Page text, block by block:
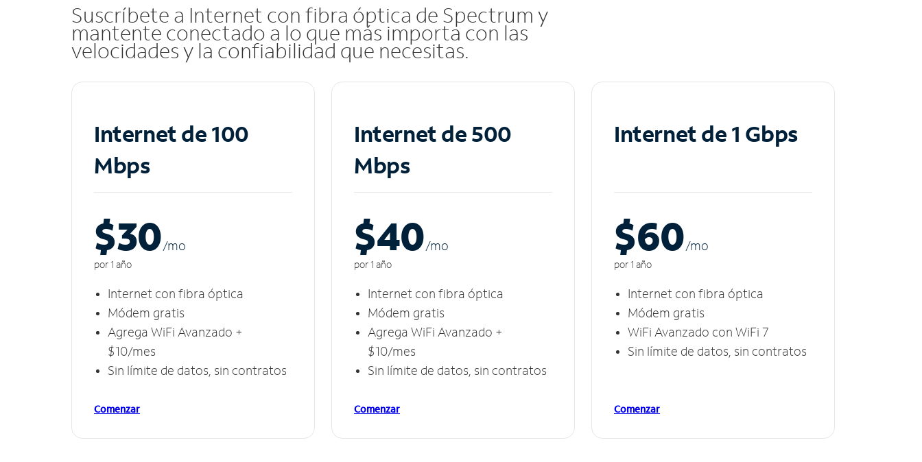
Suscríbete a Internet con fibra óptica de Spectrum y
mantente conectado a lo que más importa con las
velocidades y la confiabilidad que necesitas.
Internet de 100
Mbps
$30/mo
por 1 año
Internet con fibra óptica
Módem gratis
Agrega WiFi Avanzado +
$10/mes
Sin límite de datos, sin contratos
Comenzar
Internet de 500
Mbps
$40/mo
por 1 año
Internet con fibra óptica
Módem gratis
Agrega WiFi Avanzado +
$10/mes
Sin límite de datos, sin contratos
Comenzar
Internet de 1 Gbps
$60/mo
por 1 año
Internet con fibra óptica
Módem gratis
WiFi Avanzado con WiFi 7
Sin límite de datos, sin contratos
Comenzar